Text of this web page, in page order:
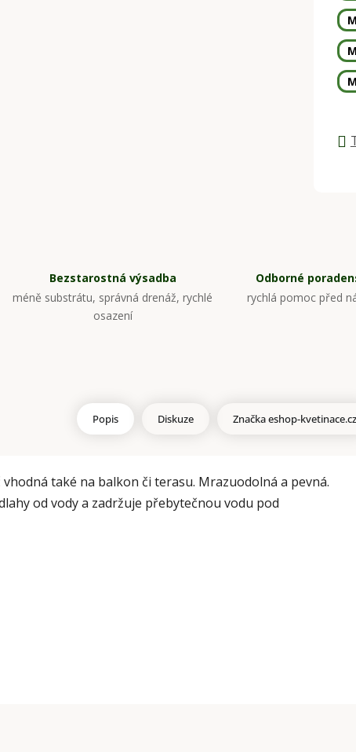
Bezstarostná výsadba
méně substrátu, správná drenáž, rychlé
osazení
Odborné
rychlá pomoc před
Popis Diskuze Značkaeshop-kvetinace.cz
také na balkon či terasu. Mrazuodolná a pevná.
od vody a zadržuje přebytečnou vodu pod